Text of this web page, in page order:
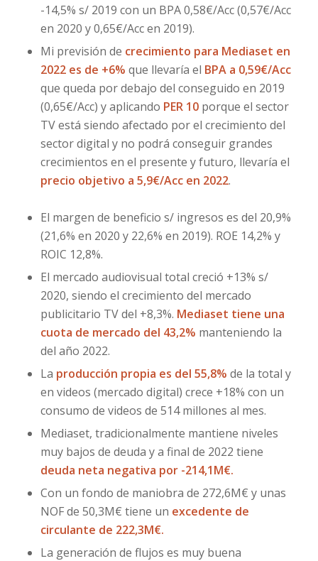
-14,5% s/ 2019 con un BPA 0,58€/Acc (0,57€/Acc
en 2020 y 0,65€/Acc en 2019).
Mi previsión de crecimiento para Mediaset en
2022 es de +6% que llevaría el BPA a 0,59€/Acc
que queda por debajo del conseguido en 2019
(0,65€/Acc) y aplicando PER 10porque el sector
TV está siendo afectado por el crecimiento del
sector digital y no podrá conseguir grandes
crecimientos en el presente y futuro, llevaría el
precio objetivo a 5,9€/Acc en 2022.
El margen de beneficio s/ ingresos es del 20,9%
(21,6% en 2020 y 22,6% en 2019). ROE 14,2% y
ROIC 12,8%.
El mercado audiovisual total creció +13% s/
2020, siendo el crecimiento del mercado
publicitario TV del +8,3%. Mediaset tiene una
cuota de mercado del 43,2% manteniendo la
del año 2022.
La producción propia es del 55,8% de la total y
en videos (mercado digital) crece +18% con un
consumo de videos de 514 millones al mes.
Mediaset, tradicionalmente mantiene niveles
muy bajos de deuda y a final de 2022 tiene
deuda neta negativa por -214,1M€.
Con un fondo de maniobra de 272,6M€ y unas
NOF de 50,3M€ tiene un excedente de
circulante de 222,3M€.
La generación de flujos es muy buena